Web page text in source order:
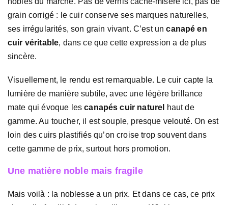
grain corrigé : le cuir conserve ses marques naturelles,
ses irrégularités, son grain vivant. C’est uncanapé en
cuir véritable, dans ce que cette expression a de plus
sincère.
Visuellement, le rendu est remarquable. Le cuir capte la
lumière de manière subtile, avec une légère brillance
mate qui évoque lescanapés cuir naturel
haut de
gamme. Au toucher, il est souple, presque velouté. On est
loin des cuirs plastifiés qu’on croise trop souvent dans
cette gamme de prix, surtout hors promotion.
Une matière noble mais fragile
Mais voilà : la noblesse a un prix. Et dans ce cas, ce prix